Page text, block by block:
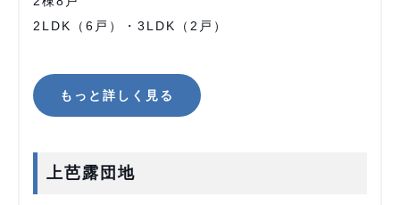
2LDK（6戸）・3LDK（2戸）
もっと詳しく見る
上芭露団地